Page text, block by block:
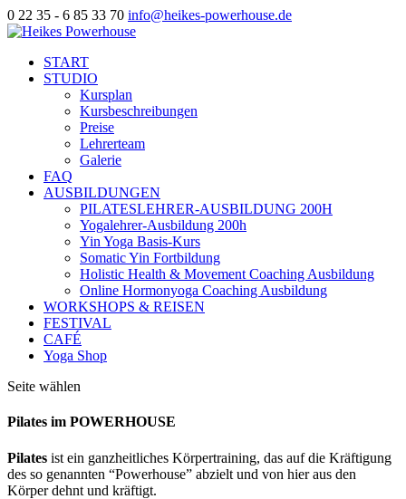
0 22 35 - 6 85 33 70 info@heikes-powerhouse.de
START
STUDIO
Kursplan
Kursbeschreibungen
Preise
Lehrerteam
Galerie
FAQ
AUSBILDUNGEN
PILATESLEHRER-AUSBILDUNG 200H
Yogalehrer-Ausbildung 200h
Yin Yoga Basis-Kurs
Somatic Yin Fortbildung
Holistic Health & Movement Coaching Ausbildung
Online Hormonyoga Coaching Ausbildung
WORKSHOPS & REISEN
FESTIVAL
CAFÉ
Yoga Shop
Seite wählen
Pilates im POWERHOUSE
Pilates ist ein ganzheitliches Körpertraining, das auf die Kräftigung
des so genannten “Powerhouse” abzielt und von hier aus den
Körper dehnt und kräftigt.